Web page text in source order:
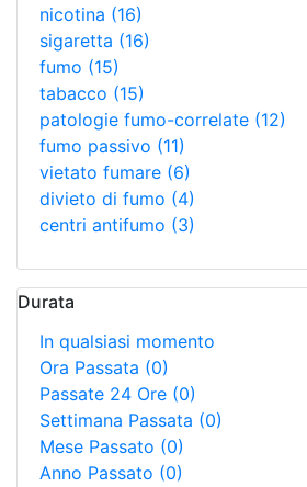
nicotina (16)
sigaretta (16)
fumo (15)
tabacco (15)
patologie fumo-correlate (12)
fumo passivo (11)
vietato fumare (6)
divieto di fumo (4)
centri antifumo (3)
Durata
In qualsiasi momento
Ora Passata (0)
Passate 24 Ore (0)
Settimana Passata (0)
Mese Passato (0)
Anno Passato (0)